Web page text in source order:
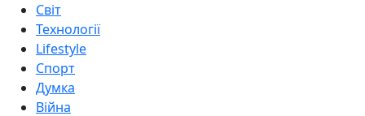
Світ
Технології
Lifestyle
Спорт
Думка
Війна